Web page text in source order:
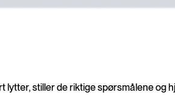
stiller de riktige spørsmålene